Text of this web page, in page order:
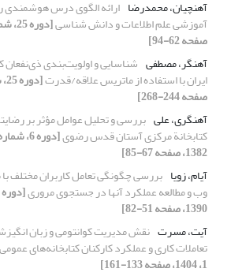
آهنچیان، محمدرضا ارائه الگوی درس هوشمندی
آموزشی علم اطلاعات و دانش شناسی
صفحه 62-94]
آهنگر، مصطفی شناسایی و اولویت‌بندی ذی‌نفعان
ایران با استفاده از ماتریس علاقه/قدرت
صفحه 244-268]
آهنگری، علی بررسی و تحلیل عوامل مؤثر بر
کتابخانة مرکزی آستان قدس رضوی
1382، صفحه 67-85]
آیام، زویا بررسی چگونگی تعامل کاربران مختلف
وب و مطالعه عملکرد آنها در جستجوی مروری
1390، صفحه 51-82]
آیت، مسرت نقش مدیریت کوانتومی و زبان
تعاملات کاری و عملکرد کارکنان کتابخانه‌های عمومی
1، 1404، صفحه 133-161]